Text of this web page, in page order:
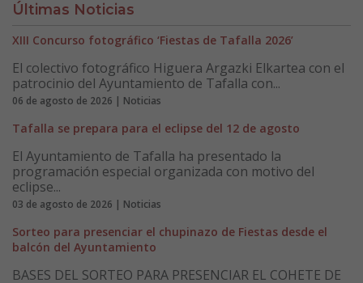
Últimas Noticias
XIII Concurso fotográfico ‘Fiestas de Tafalla 2026’
El colectivo fotográfico Higuera Argazki Elkartea con el
patrocinio del Ayuntamiento de Tafalla con...
06 de agosto de 2026 | Noticias
Tafalla se prepara para el eclipse del 12 de agosto
El Ayuntamiento de Tafalla ha presentado la
programación especial organizada con motivo del
eclipse...
03 de agosto de 2026 | Noticias
Sorteo para presenciar el chupinazo de Fiestas desde el
balcón del Ayuntamiento
BASES DEL SORTEO PARA PRESENCIAR EL COHETE DE